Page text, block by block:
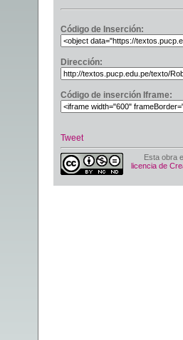
Código de Inserción:
Dirección:
Código de inserción Iframe:
Tweet
Esta obra
licencia de